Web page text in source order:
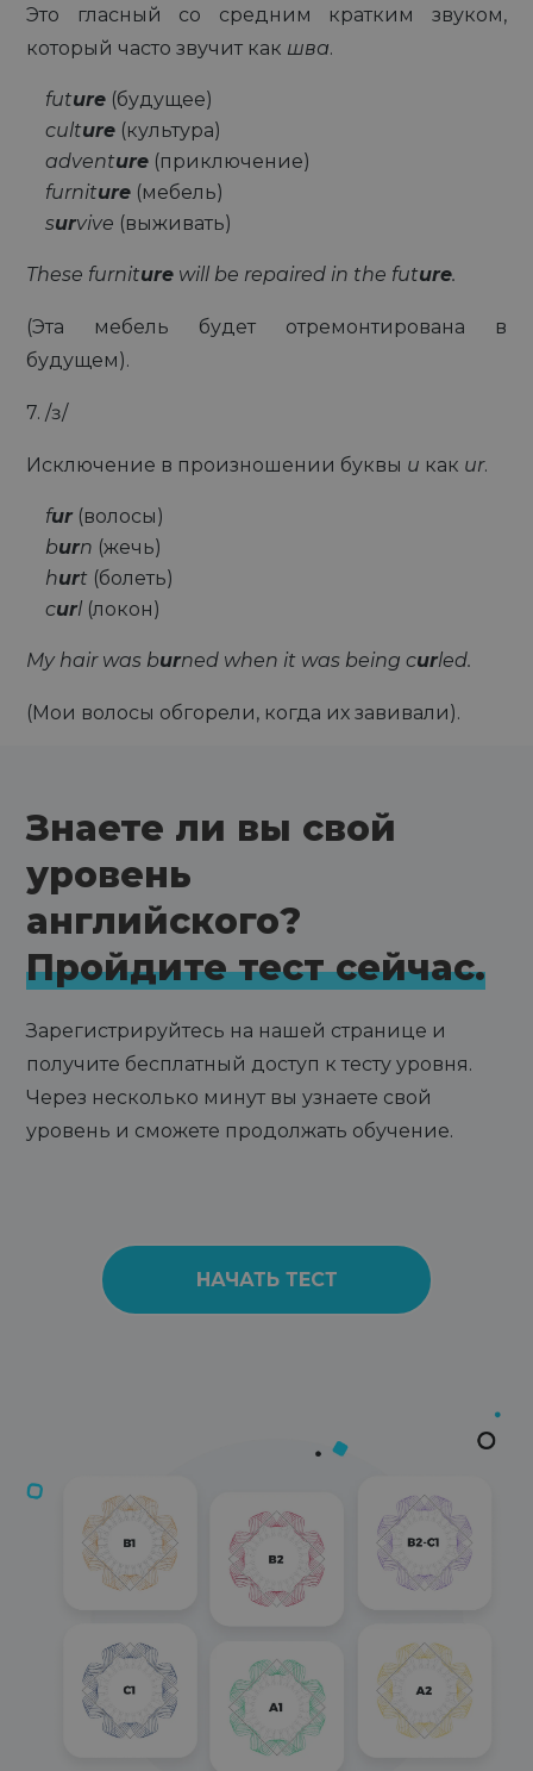
Это гласный со средним кратким звуком,
который часто звучит как шва.
future (будущее)
culture (культура)
adventure (приключение)
furniture (мебель)
survive (выживать)
These furniture will be repaired in the future.
(Эта мебель будет отремонтирована в
будущем).
7. /ɜ/
Исключение в произношении буквы u как ur.
fur (волосы)
burn (жечь)
hurt (болеть)
curl (локон)
My hair was burned when it was being curled.
(Мои волосы обгорели, когда их завивали).
Знаете ли вы свой
уровень
английского?
Пройдите тест сейчас.
Зарегистрируйтесь на нашей странице и
получите бесплатный доступ к тесту уровня.
Через несколько минут вы узнаете свой
уровень и сможете продолжать обучение.
НАЧАТЬ ТЕСТ